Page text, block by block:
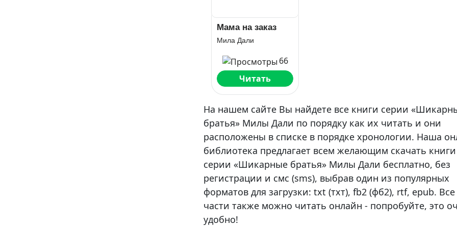
Мама на заказ
Мила Дали
66
Читать
На нашем сайте Вы найдете все книги серии
братья» Милы Дали по порядку как их читать и они
расположены в списке в порядке хронологии. Наша
библиотека предлагает всем желающим скачать
серии «Шикарные братья» Милы Дали бесплатно, без
регистрации и смс (sms), выбрав один из популярных
форматов для загрузки: txt (тхт), fb2 (фб2), rtf, epub. Все
части также можно читать онлайн - попробуйте, это
удобно!